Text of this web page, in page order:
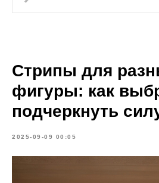
Стрипы для
фигуры: как
подчеркнуть
2025-09-09 00:05